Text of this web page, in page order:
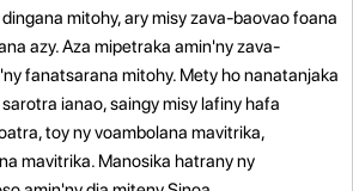
mitohy, ary misy zava-baovao foana
azy. Aza mipetraka amin'ny zava-
fanatsarana mitohy. Mety ho nanatanjaka
ianao, saingy misy lafiny hafa
toy ny voambolana mavitrika,
mavitrika. Manosika hatrany ny